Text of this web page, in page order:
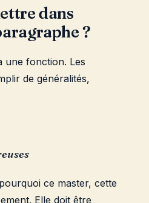
dans
?
une fonction. Les
de généralités,
ce master, cette
Elle doit être